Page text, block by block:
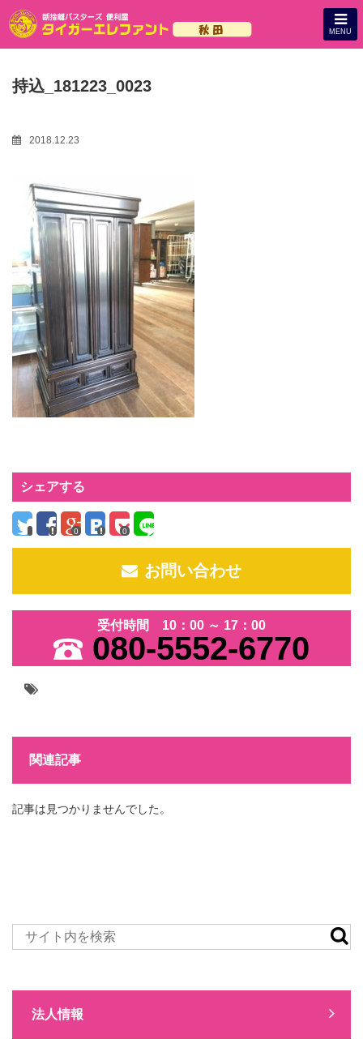
MENU
持込_181223_0023
2018.12.23
シェアする
0 0
お問い合わせ
受付時間 10：00 ～ 17：00
080-5552-6770
関連記事
記事は見つかりませんでした。
法人情報